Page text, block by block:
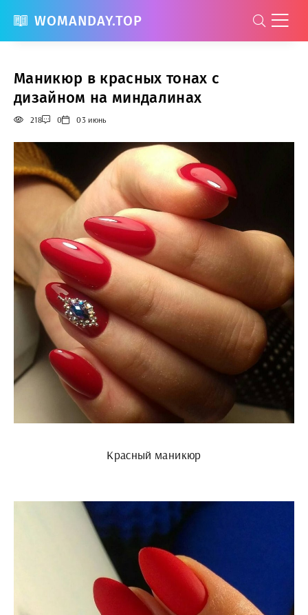
WOMANDAY.TOP
Маникюр в красных тонах с
дизайном на миндалинах
218 0 03 июнь
Красный маникюр